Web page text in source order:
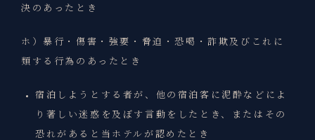
決のあったとき
ホ）暴行・傷害・強要・脅迫・恐喝・詐欺及びこれに
類する行為のあったとき
宿泊しようとする者が、他の宿泊客に泥酔などによ
り著しい迷惑を及ぼす言動をしたとき、またはその
恐れがあると当ホテルが認めたとき